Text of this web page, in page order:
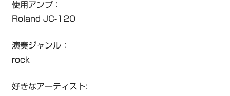
使用アンプ：
Roland JC-120
演奏ジャンル：
rock
好きなアーティスト: